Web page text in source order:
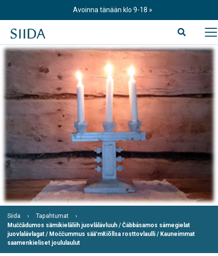
Avoinna tänään klo 9-18
Siida
Tapahtumat
Muččâdumos sämikielâliih juovlâlávluuh / Čábbásamos sámegielat
juovlalávlagat / Moččummus sääʹmǩiõllsa rosttovlaulli / Kauneimmat
saamenkieliset joululaulut